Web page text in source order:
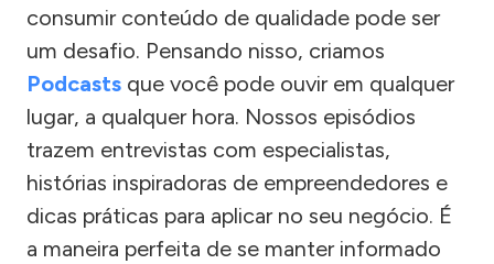
consumir conteúdo de qualidade pode ser
um desafio. Pensando nisso, criamos
Podcasts que você pode ouvir em qualquer
lugar, a qualquer hora. Nossos episódios
trazem entrevistas com especialistas,
histórias inspiradoras de empreendedores e
dicas práticas para aplicar no seu negócio. É
a maneira perfeita de se manter informado